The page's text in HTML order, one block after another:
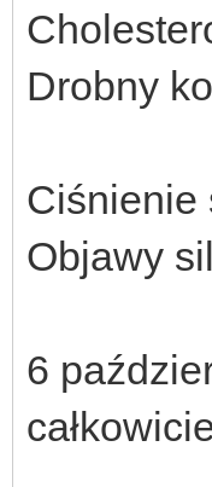
Drobny
Ciśnienie
Objawy
6